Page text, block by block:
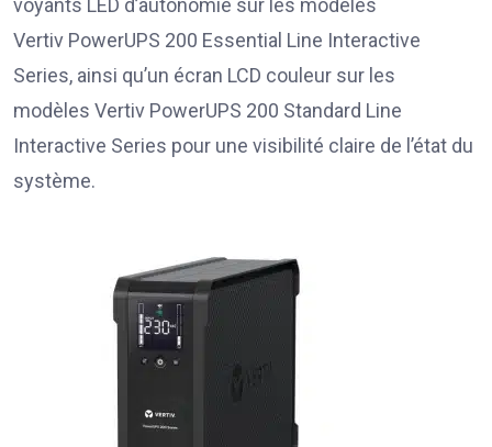
Vertiv PowerUPS 200 Essential Line Interactive
Series, ainsi qu’un écran LCD couleur sur les
modèles Vertiv PowerUPS 200 Standard Line
Interactive Series pour une visibilité claire de l’état du
système.